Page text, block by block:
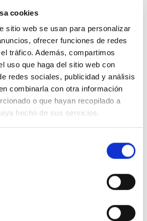
cookies
sitio web se usan para personalizar
ofrecer funciones de redes
tráfico. Además, compartimos
uso que haga del sitio web con
redes sociales, publicidad y análisis
combinarla con otra información
o que hayan recopilado a
hecho de sus servicios.
AHORA
aún.